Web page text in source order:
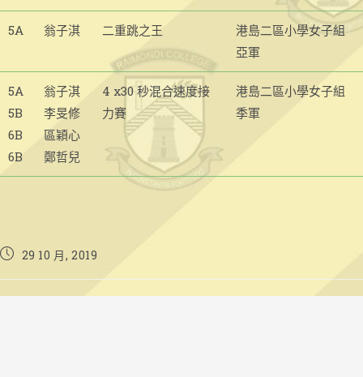
5A 翁子淇 二重跳之王
港島二區小學女子組
亞軍
5A
5B
6B
6B
翁子淇
李旻修
區穎心
鄭哲兒
4 x30 秒混合速度接
力賽
港島二區小學女子組
季軍
Post29 10 月, 2019